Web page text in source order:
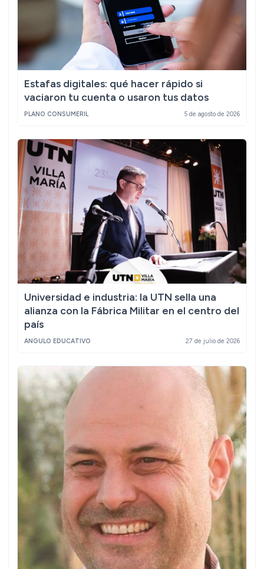
Estafas digitales: qué hacer rápido si
vaciaron tu cuenta o usaron tus datos
PLANO CONSUMERIL 5 de agosto de 2026
Universidad e industria: la UTN sella una
alianza con la Fábrica Militar en el centro del
país
ANGULO EDUCATIVO 27 de julio de 2026